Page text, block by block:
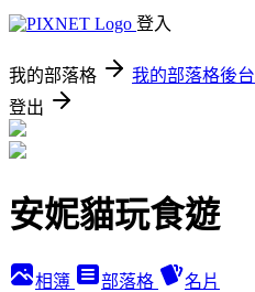
登入
我的部落格 我的部落格後台
登出
安妮貓玩食遊
相簿 部落格 名片